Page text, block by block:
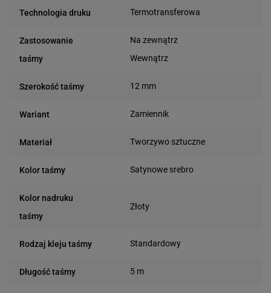
Technologia druku Termotransferowa
Zastosowanie
taśmy
Na zewnątrz
Wewnątrz
Szerokość taśmy 12 mm
Wariant Zamiennik
Materiał Tworzywo sztuczne
Kolor taśmy Satynowe srebro
Kolor nadruku
taśmy
Złoty
Rodzaj kleju taśmy Standardowy
Długość taśmy 5 m